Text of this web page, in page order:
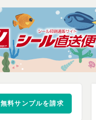
無料サンプルを請求